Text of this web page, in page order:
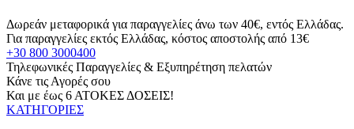
Δωρεάν μεταφορικά για παραγγελίες άνω των 40€, εντός Ελλάδας.
Για παραγγελίες εκτός Ελλάδας, κόστος αποστολής από 13€
+30 800 3000400
Τηλεφωνικές Παραγγελίες & Εξυπηρέτηση πελατών
Κάνε τις Αγορές σου
Και με έως 6 ΑΤΟΚΕΣ ΔΟΣΕΙΣ!
ΚΑΤΗΓΟΡΙΕΣ